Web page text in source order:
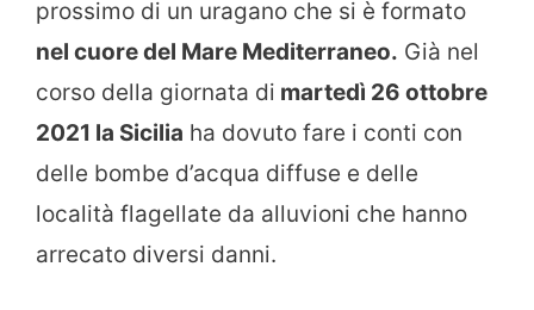
prossimo di un uragano che si è formato
nel cuore del Mare Mediterraneo. Già nel
corso della giornata di martedì 26 ottobre
2021 la Sicilia ha dovuto fare i conti con
delle bombe d’acqua diffuse e delle
località flagellate da alluvioni che hanno
arrecato diversi danni.